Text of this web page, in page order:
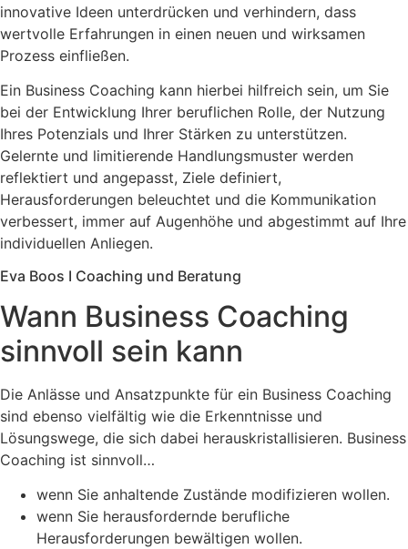
innovative Ideen unterdrücken und verhindern, dass
wertvolle Erfahrungen in einen neuen und wirksamen
Prozess einfließen.
Ein Business Coaching kann hierbei hilfreich sein, um Sie
bei der Entwicklung Ihrer beruflichen Rolle, der Nutzung
Ihres Potenzials und Ihrer Stärken zu unterstützen.
Gelernte und limitierende Handlungsmuster werden
reflektiert und angepasst, Ziele definiert,
Herausforderungen beleuchtet und die Kommunikation
verbessert, immer auf Augenhöhe und abgestimmt auf Ihre
individuellen Anliegen.
Eva Boos I Coaching und Beratung
Wann Business Coaching
sinnvoll sein kann
Die Anlässe und Ansatzpunkte für ein Business Coaching
sind ebenso vielfältig wie die Erkenntnisse und
Lösungswege, die sich dabei herauskristallisieren. Business
Coaching ist sinnvoll…
wenn Sie anhaltende Zustände modifizieren wollen.
wenn Sie herausfordernde berufliche
Herausforderungen bewältigen wollen.